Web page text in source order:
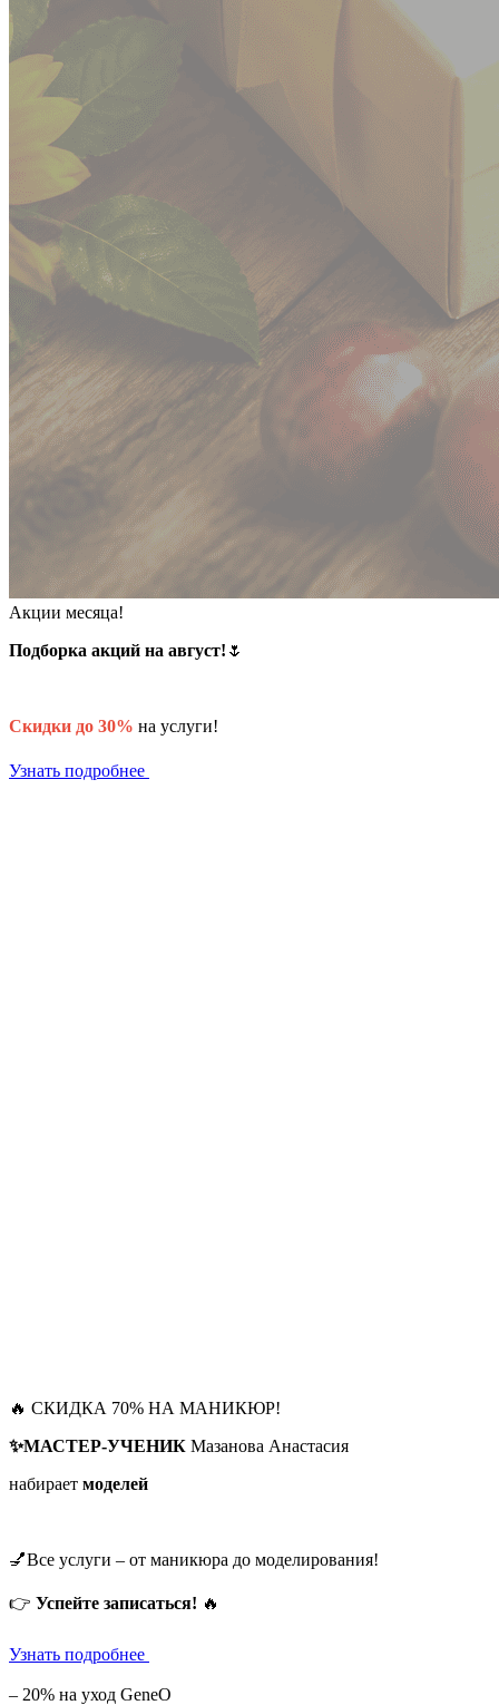
Акции месяца!
Подборка акций на август! 🌷
Скидки до 30% на услуги!
Узнать подробнее
🔥 СКИДКА 70% НА МАНИКЮР!
✨МАСТЕР-УЧЕНИК Мазанова Анастасия
набирает моделей
💅Все услуги – от маникюра до моделирования!
👉 Успейте записаться! 🔥
Узнать подробнее
– 20% на уход GeneO